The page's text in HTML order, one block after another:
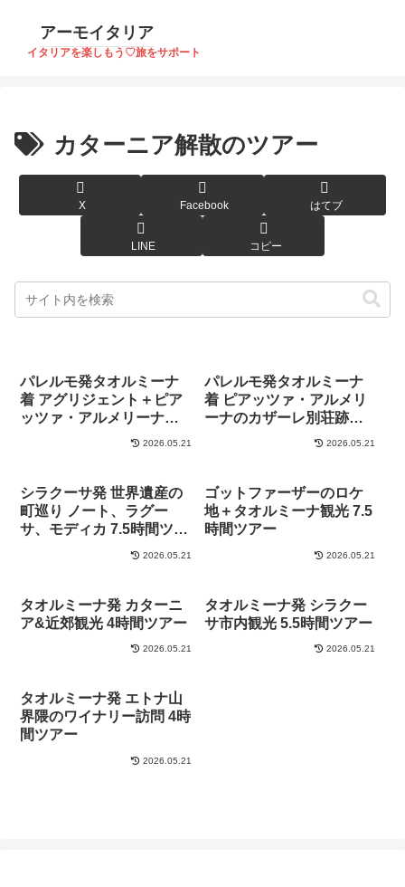
アーモイタリア
イタリアを楽しもう♡旅をサポート
カターニア解散のツアー
X Facebook はてブ
LINE コピー
パレルモ発タオルミーナ
着 アグリジェント＋ピア
ッツァ・アルメリーナの
カザーレ別荘跡周遊 10時
2026.05.21
パレルモ発タオルミーナ
着 ピアッツァ・アルメリ
ーナのカザーレ別荘跡＋
カルタジローネ周遊 9時間
2026.05.21
シラクーサ発 世界遺産の
町巡り ノート、ラグー
サ、モディカ 7.5時間ツア
2026.05.21
ゴットファーザーのロケ
地＋タオルミーナ観光 7.5
時間ツアー
2026.05.21
タオルミーナ発 カターニ
ア&近郊観光 4時間ツアー
2026.05.21
タオルミーナ発 シラクー
サ市内観光 5.5時間ツアー
2026.05.21
タオルミーナ発 エトナ山
界隈のワイナリー訪問 4時
間ツアー
2026.05.21